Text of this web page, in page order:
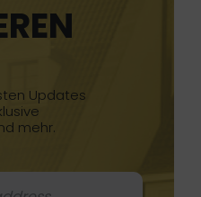
Updates
mehr.